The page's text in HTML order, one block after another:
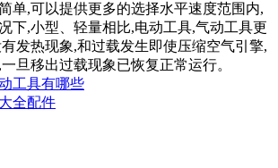
单,可以提供更多的选择水平速度范围内,
下,小型、轻量相比,电动工具,气动工具更
发热现象,和过载发生即使压缩空气引擎,
旦移出过载现象已恢复正常运行。
工具有哪些
全配件